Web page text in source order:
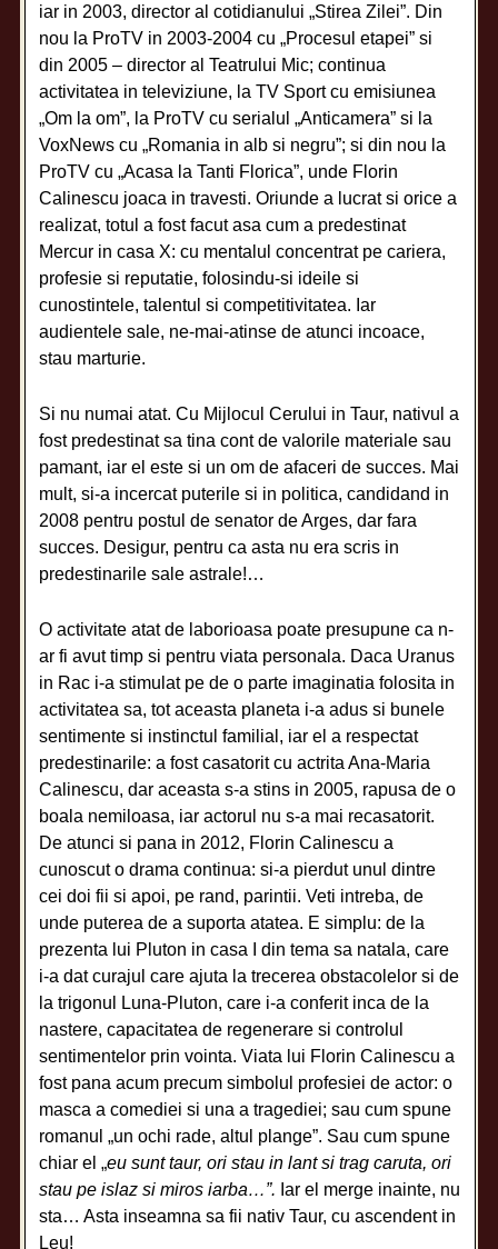
iar in 2003, director al cotidianului „Stirea Zilei”. Din
nou la ProTV in 2003-2004 cu „Procesul etapei” si
din 2005 – director al Teatrului Mic; continua
activitatea in televiziune, la TV Sport cu emisiunea
„Om la om”, la ProTV cu serialul „Anticamera” si la
VoxNews cu „Romania in alb si negru”; si din nou la
ProTV cu „Acasa la Tanti Florica”, unde Florin
Calinescu joaca in travesti. Oriunde a lucrat si orice a
realizat, totul a fost facut asa cum a predestinat
Mercur in casa X: cu mentalul concentrat pe cariera,
profesie si reputatie, folosindu-si ideile si
cunostintele, talentul si competitivitatea. Iar
audientele sale, ne-mai-atinse de atunci incoace,
stau marturie.
Si nu numai atat. Cu Mijlocul Cerului in Taur, nativul a
fost predestinat sa tina cont de valorile materiale sau
pamant, iar el este si un om de afaceri de succes. Mai
mult, si-a incercat puterile si in politica, candidand in
2008 pentru postul de senator de Arges, dar fara
succes. Desigur, pentru ca asta nu era scris in
predestinarile sale astrale!…
O activitate atat de laborioasa poate presupune ca n-
ar fi avut timp si pentru viata personala. Daca Uranus
in Rac i-a stimulat pe de o parte imaginatia folosita in
activitatea sa, tot aceasta planeta i-a adus si bunele
sentimente si instinctul familial, iar el a respectat
predestinarile: a fost casatorit cu actrita Ana-Maria
Calinescu, dar aceasta s-a stins in 2005, rapusa de o
boala nemiloasa, iar actorul nu s-a mai recasatorit.
De atunci si pana in 2012, Florin Calinescu a
cunoscut o drama continua: si-a pierdut unul dintre
cei doi fii si apoi, pe rand, parintii. Veti intreba, de
unde puterea de a suporta atatea. E simplu: de la
prezenta lui Pluton in casa I din tema sa natala, care
i-a dat curajul care ajuta la trecerea obstacolelor si de
la trigonul Luna-Pluton, care i-a conferit inca de la
nastere, capacitatea de regenerare si controlul
sentimentelor prin vointa. Viata lui Florin Calinescu a
fost pana acum precum simbolul profesiei de actor: o
masca a comediei si una a tragediei; sau cum spune
romanul „un ochi rade, altul plange”. Sau cum spune
chiar el „eu sunt taur, ori stau in lant si trag caruta, ori
stau pe islaz si miros iarba…”. Iar el merge inainte, nu
sta… Asta inseamna sa fii nativ Taur, cu ascendent in
Leu!